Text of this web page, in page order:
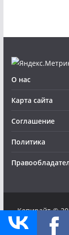
О нас
Карта сайта
Соглашение
Политика
Копирайт ©
Тема
ColorMag